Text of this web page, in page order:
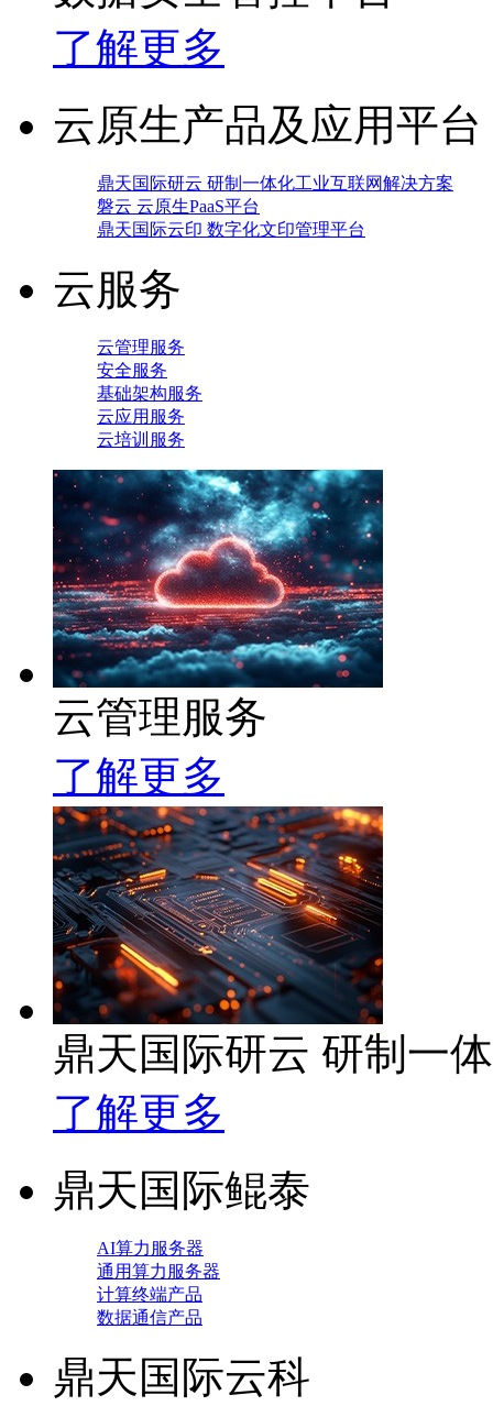
了解更多
云原生产品及应用平台
鼎天国际研云 研制一体化工业互联网解决方案
磐云 云原生PaaS平台
鼎天国际云印 数字化文印管理平台
云服务
云管理服务
安全服务
基础架构服务
云应用服务
云培训服务
云管理服务
了解更多
鼎天国际研云 研制一
了解更多
鼎天国际鲲泰
AI算力服务器
通用算力服务器
计算终端产品
数据通信产品
鼎天国际云科